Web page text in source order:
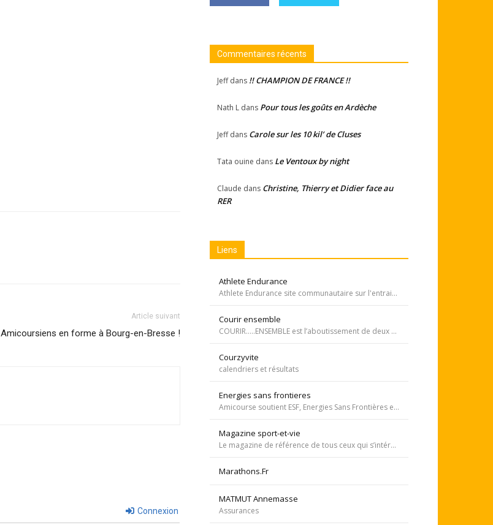
Article suivant
Amicoursiens en forme à Bourg-en-Bresse !
Connexion
Commentaires récents
Jeffdans !! CHAMPION DE FRANCE !!
Nath L dans Pour tous les goûts en Ardèche
Jeffdans Carole sur les 10 kil’ de Cluses
Tata ouine dans Le Ventoux by night
Claude dans Christine, Thierry et Didier face au
RER
Liens
Athlete Endurance
Athlete Endurance site communautaire sur l'entrainement en course à pied
Courir ensemble
COURIR…..ENSEMBLE est l’aboutissement de deux rêves. Celui de Tiffany qui, malgré une tumeur à la jambe voulait participer à la course de l’Escalade et celui de Carole, animatrice bénévole de l’atelier de bricolage du service d’oncopédiatrie de l’Hôpital
Courzyvite
calendriers et résultats
Energies sans frontieres
Amicourse soutient ESF, Energies Sans Frontières est une association ayant pour objet l'aide au développement des pays les plus pauvres en favorisant l'accès à l'eau et à l'électricité
Magazine sport-et-vie
Le magazine de référence de tous ceux qui s’intéressent aux questions d’entraînement, de nutrition, de dopage, de physiologie, de psychologie et de médecine du sport.
Marathons.Fr
MATMUT Annemasse
Assurances